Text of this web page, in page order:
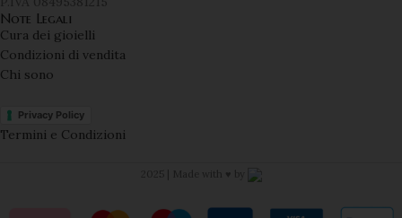
Note Legali
Cura dei gioielli
Condizioni di vendita
Chi sono
Privacy Policy
Termini e Condizioni